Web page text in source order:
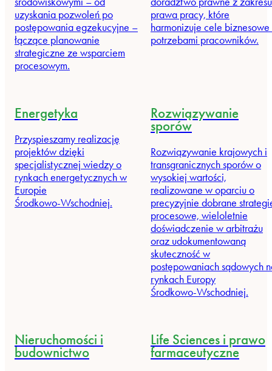
uzyskania pozwoleń po
postępowania egzekucyjne –
łączące planowanie
strategiczne ze wsparciem
procesowym.
prawa pracy, które
harmonizuje cele biznesowe
potrzebami pracowników.
Energetyka
Przyspieszamy realizację
projektów dzięki
specjalistycznej wiedzy o
rynkach energetycznych w
Europie
Środkowo‑Wschodniej.
Rozwiązywanie
sporów
Rozwiązywanie krajowych i
transgranicznych sporów o
wysokiej wartości,
realizowane w oparciu o
precyzyjnie dobrane
procesowe, wieloletnie
doświadczenie w arbitrażu
oraz udokumentowaną
skuteczność w
postępowaniach sądowych
rynkach Europy
Środkowo‑Wschodniej.
Nieruchomości i
budownictwo
Life Sciences i prawo
farmaceutyczne